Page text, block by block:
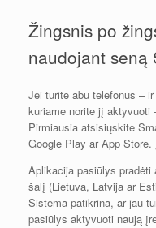
Žingsnis po
naudojant seną
Jei turite abu telefonus –
kuriame norite jį aktyvuoti
Pirmiausia atsisiųskite
Google Play ar App
Aplikacija pasiūlys
šalį (Lietuva, Latvija ar
Sistema patikrina, ar jau
pasiūlys aktyvuoti naują